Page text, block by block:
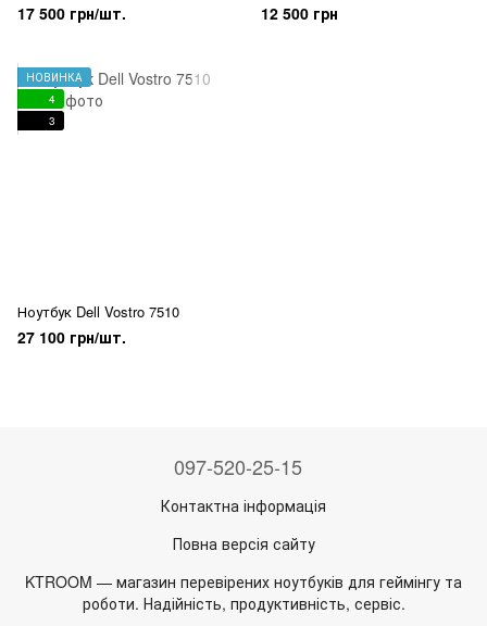
17 500 грн/шт. 12 500 грн
НОВИНКА
4
3
Ноутбук Dell Vostro 7510
27 100 грн/шт.
097-520-25-15
Контактна інформація
Повна версія сайту
KTROOM — магазин перевірених ноутбуків для геймінгу та
роботи. Надійність, продуктивність, сервіс.